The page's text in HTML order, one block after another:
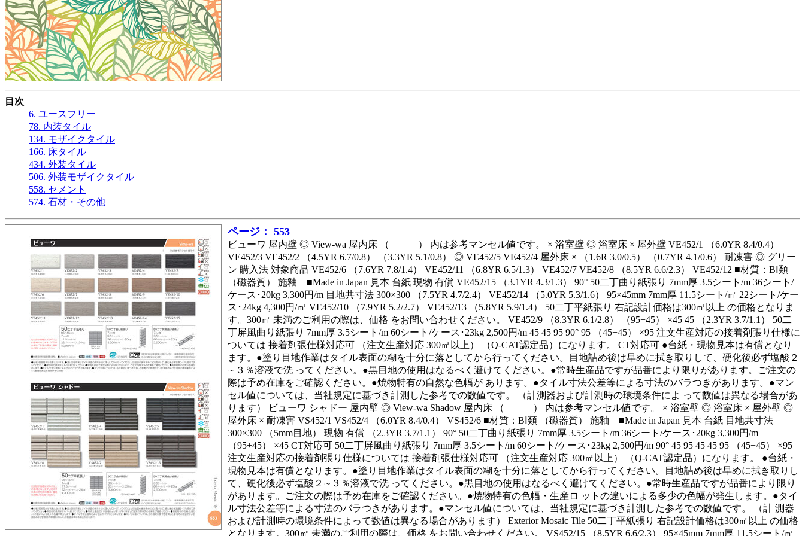
目次
6. ユースフリー
78. 内装タイル
134. モザイクタイル
166. 床タイル
434. 外装タイル
506. 外装モザイクタイル
558. セメント
574. 石材・その他
ページ： 553
ビューワ 屋内壁 ◎ View-wa 屋内床 （ ） 内は参考マンセル値です。 × 浴室壁 ◎ 浴室床 × 屋外壁 VE452/1 （6.0YR 8.4/0.4）
VE452/3 VE452/2 （4.5YR 6.7/0.8） （3.3YR 5.1/0.8） ◎ VE452/5 VE452/4 屋外床 × （1.6R 3.0/0.5） （0.7YR 4.1/0.6） 耐凍害 ◎ グリー
ン 購入法 対象商品 VE452/6 （7.6YR 7.8/1.4） VE452/11 （6.8YR 6.5/1.3） VE452/7 VE452/8 （8.5YR 6.6/2.3） VE452/12 ■材質：BⅠ類
（磁器質） 施釉 ■Made in Japan 見本 台紙 現物 有償 VE452/15 （3.1YR 4.3/1.3） 90° 50二丁曲り紙張り 7mm厚 3.5シート/m 36シート/
ケース･20kg 3,300円/m 目地共寸法 300×300 （7.5YR 4.7/2.4） VE452/14 （5.0YR 5.3/1.6） 95×45mm 7mm厚 11.5シート/㎡ 22シート/ケー
ス･24kg 4,300円/㎡ VE452/10 （7.9YR 5.2/2.7） VE452/13 （5.8YR 5.9/1.4） 50二丁平紙張り 右記設計価格は300㎡以上 の価格となりま
す。300㎡ 未満のご利用の際は、価格 をお問い合わせください。 VE452/9 （8.3YR 6.1/2.8） （95+45） ×45 45 （2.3YR 3.7/1.1） 50二
丁屏風曲り紙張り 7mm厚 3.5シート/m 60シート/ケース･23kg 2,500円/m 45 45 95 90° 95 （45+45） ×95 注文生産対応の接着剤張り仕様に
ついては 接着剤張仕様対応可 （注文生産対応 300㎡以上） （Q-CAT認定品）になります。 CT対応可 ●台紙・現物見本は有償となり
ます。●塗り目地作業はタイル表面の糊を十分に落としてから行ってください。目地詰め後は早めに拭き取りして、硬化後必ず塩酸２
∼３％溶液で洗 ってください。●黒目地の使用はなるべく避けてください。●常時生産品ですが品番により限りがあります。ご注文の
際は予め在庫をご確認ください。●焼物特有の自然な色幅が あります。●タイル寸法公差等による寸法のバラつきがあります。●マン
セル値については、当社規定に基づき計測した参考での数値です。 （計測器および計測時の環境条件によ って数値は異なる場合があ
ります） ビューワ シャドー 屋内壁 ◎ View-wa Shadow 屋内床 （ ） 内は参考マンセル値です。 × 浴室壁 ◎ 浴室床 × 屋外壁 ◎
屋外床 × 耐凍害 VS452/1 VS452/4 （6.0YR 8.4/0.4） VS452/6 ■材質：BⅠ類 （磁器質） 施釉 ■Made in Japan 見本 台紙 目地共寸法
300×300 （5mm目地） 現物 有償 （2.3YR 3.7/1.1） 90° 50二丁曲り紙張り 7mm厚 3.5シート/m 36シート/ケース･20kg 3,300円/m
（95+45） ×45 CT対応可 50二丁屏風曲り紙張り 7mm厚 3.5シート/m 60シート/ケース･23kg 2,500円/m 90° 45 95 45 45 95 （45+45） ×95
注文生産対応の接着剤張り仕様については 接着剤張仕様対応可 （注文生産対応 300㎡以上） （Q-CAT認定品）になります。 ●台紙・
現物見本は有償となります。●塗り目地作業はタイル表面の糊を十分に落としてから行ってください。目地詰め後は早めに拭き取りし
て、硬化後必ず塩酸２∼３％溶液で洗 ってください。●黒目地の使用はなるべく避けてください。●常時生産品ですが品番により限り
があります。ご注文の際は予め在庫をご確認ください。●焼物特有の色幅・生産ロ ットの違いによる多少の色幅が発生します。●タイ
ル寸法公差等による寸法のバラつきがあります。●マンセル値については、当社規定に基づき計測した参考での数値です。 （計 測器
および計測時の環境条件によって数値は異なる場合があります） Exterior Mosaic Tile 50二丁平紙張り 右記設計価格は300㎡以上 の価格
となります。300㎡ 未満のご利用の際は、価格 をお問い合わせください。 VS452/15 （8.5YR 6.6/2.3） 95×45mm 7mm厚 11.5シート/㎡